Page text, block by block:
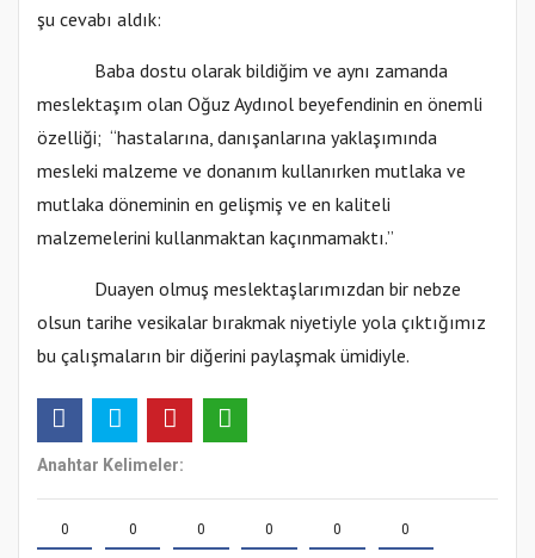
şu cevabı aldık:
Baba dostu olarak bildiğim ve aynı zamanda
meslektaşım olan Oğuz Aydınol beyefendinin en önemli
özelliği; “hastalarına, danışanlarına yaklaşımında
mesleki malzeme ve donanım kullanırken mutlaka ve
mutlaka döneminin en gelişmiş ve en kaliteli
malzemelerini kullanmaktan kaçınmamaktı.”
Duayen olmuş meslektaşlarımızdan bir nebze
olsun tarihe vesikalar bırakmak niyetiyle yola çıktığımız
bu çalışmaların bir diğerini paylaşmak ümidiyle.
Anahtar Kelimeler:
0 0 0 0 0 0